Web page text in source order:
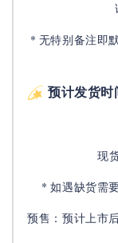
* 无特别备注即
预计发货时
现
* 如遇缺货需
预售：预计上市